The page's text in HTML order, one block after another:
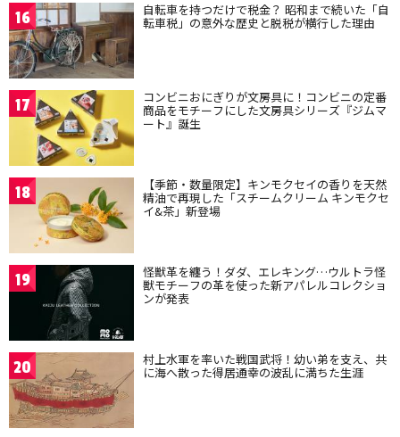
16 自転車を持つだけで税金？ 昭和まで続いた「自
転車税」の意外な歴史と脱税が横行した理由
17 コンビニおにぎりが文房具に！コンビニの定番
商品をモチーフにした文房具シリーズ『ジムマ
ート』誕生
18 【季節・数量限定】キンモクセイの香りを天然
精油で再現した「スチームクリーム キンモクセ
イ&茶」新登場
19 怪獣革を纏う！ダダ、エレキング…ウルトラ怪
獣モチーフの革を使った新アパレルコレクショ
ンが発表
20 村上水軍を率いた戦国武将！幼い弟を支え、共
に海へ散った得居通幸の波乱に満ちた生涯